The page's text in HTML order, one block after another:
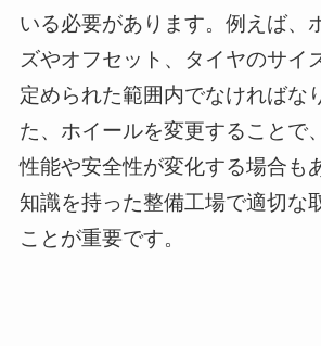
いる必要があります。例えば、
ズやオフセット、タイヤのサイ
定められた範囲内でなければな
た、ホイールを変更することで
性能や安全性が変化する場合も
知識を持った整備工場で適切な
ことが重要です。